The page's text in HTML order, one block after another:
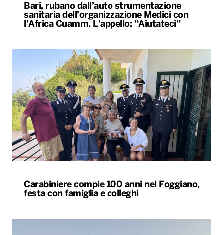
Bari, rubano dall’auto strumentazione
sanitaria dell’organizzazione Medici con
l’Africa Cuamm. L’appello: “Aiutateci”
Carabiniere compie 100 anni nel Foggiano,
festa con famiglia e colleghi